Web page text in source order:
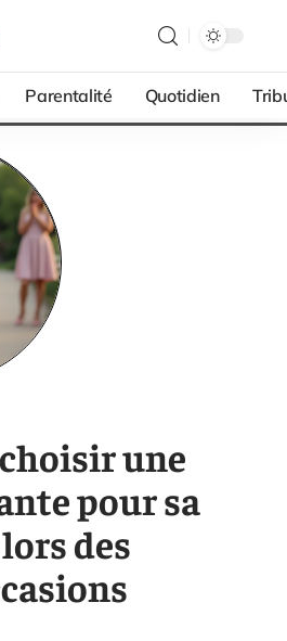
Parentalité Quotidien
une
pour sa
des